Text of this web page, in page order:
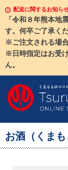
配送に関するお知ら
「令和８年熊本地
す。何卒ご了承く
※ご注文される場
※日時指定はお受
ん。
お酒（くまも